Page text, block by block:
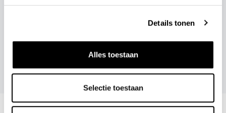
Details tonen
Alles toestaan
Selectie toestaan